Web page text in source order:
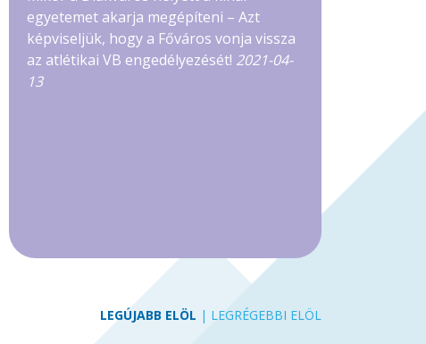
egyetemet akarja megépíteni – Azt
képviseljük, hogy a Főváros vonja vissza
az atlétikai VB engedélyezését! 2021-04-
13
LEGÚJABB ELÖL | LEGRÉGEBBI ELÖL